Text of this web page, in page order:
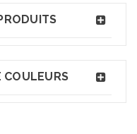
COULEURS